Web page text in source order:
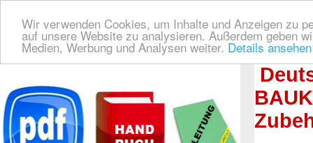
Wir verwenden Cookies, um Inhalte und Anzeigen zu
auf unsere Website zu analysieren. Außerdem geben
Medien, Werbung und Analysen weiter. Details ansehen
Deutsche Bedienungsanleitung Downloaden| Wir finden für Sie das deutsches